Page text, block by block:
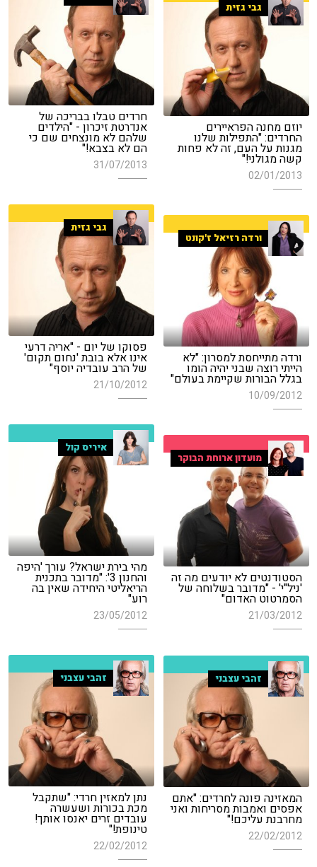
חרדים טבלו בבריכה של
אנדרטת זיכרון - "הילדים
שלהם לא מונצחים שם כי
הם לא בצבא!"
31/07/2013
גבי גזית
יוזם מחנה הפראיירים
החרדים: "התפילות שלנו
מגנות על העם, זה לא פחות
קשה מגולני!"
02/01/2013
גבי גזית
פסוקו של יום - "אריה דרעי
אינו אלא בובת 'נחום תקום'
של הרב עובדיה יוסף"
21/10/2012
ורדה רזיאל ז'קונט
ורדה מתייחסת למסרון: "לא
הייתי רוצה שבני יהיה הומו
בגלל הבורות שקיימת בעולם"
10/09/2012
איריס קול
מהי בירת ישראל? עורך 'היפה
והחנון 3': "מדובר בתכנית
הריאליטי היחידה שאין בה
רוע"
23/05/2012
מועדון ארוחת הבוקר
הסטודנטים לא יודעים מה זה
'ניל"י' - "מדובר בשלוחה של
הסמרטוט האדום"
21/03/2012
זהבי עצבני
נתן למאזין חרדי: "שתקבל
מכת בכורות ושעשרה
עובדים זרים יאנסו אותך!
טינופת!"
22/02/2012
זהבי עצבני
המאזינה פונה לחרדים: "אתם
אפסים ואמבות מסריחות ואני
מחרבנת עליכם!"
22/02/2012